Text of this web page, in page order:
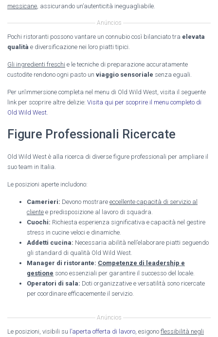
messicane , assicurando un’autenticità ineguagliabile.
Anúncios
Pochi ristoranti possono vantare un connubio così bilanciato tra elevata
qualità e diversificazione nei loro piatti tipici.
Gli ingredienti freschi e le tecniche di preparazione accuratamente
custodite rendono ogni pasto un viaggio sensoriale senza eguali.
Per un’immersione completa nel menu di Old Wild West, visita il seguente
link per scoprire altre delizie: Visita qui per scoprire il menu completo di
Old Wild West
Figure Professionali Ricercate
Old Wild West è alla ricerca di diverse figure professionali per ampliare il
suo team in Italia.
Le posizioni aperte includono:
Camerieri: Devono mostrare eccellente capacità di servizio al
cliente e predisposizione al lavoro di squadra.
Cuochi: Richiesta esperienza significativa e capacità nel gestire
stress in cucine veloci e dinamiche.
Addetti cucina: Necessaria abilità nell’elaborare piatti seguendo
gli standard di qualità Old Wild West.
Manager di ristorante: Competenze di leadership e
gestione sono essenziali per garantire il successo del locale.
Operatori di sala: Doti organizzative e versatilità sono ricercate
per coordinare efficacemente il servizio.
Anúncios
Le posizioni, visibili su l’aperta offerta di lavoro , esigono flessibilità negli